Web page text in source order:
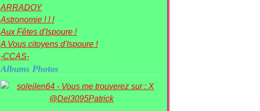
ARRADOY
Astronomie ! ! !
Aux Fêtes d'Ispoure !
A Vous citoyens d'Ispoure !
-CCAS-
Albums Photos